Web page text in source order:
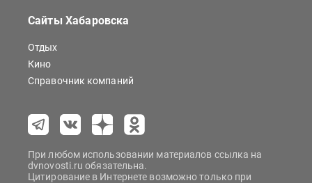
Сайты Хабаровска
Отдых
Кино
Справочник компаний
При любом использовании материалов ссылка на
dvnovosti.ru обязательна.
Цитирование в Интернете возможно только при